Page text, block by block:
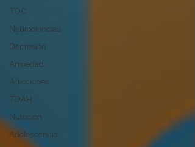
TOC
Neurociencias
Depresión
Ansiedad
Adicciones
TDAH
Nutrición
Adolescencia